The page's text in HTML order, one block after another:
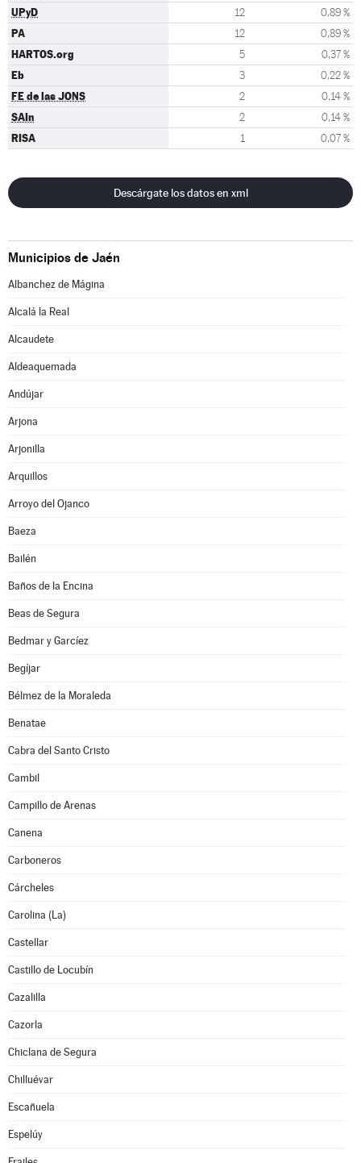
UPyD 12 0,89 %
PA 12 0,89 %
HARTOS.org 5 0,37 %
Eb 3 0,22 %
FE de las JONS 2 0,14 %
SAIn 2 0,14 %
RISA 1 0,07 %
Descárgate los datos en xml
Municipios de Jaén
Albanchez de Mágina
Alcalá la Real
Alcaudete
Aldeaquemada
Andújar
Arjona
Arjonilla
Arquillos
Arroyo del Ojanco
Baeza
Bailén
Baños de la Encina
Beas de Segura
Bedmar y Garcíez
Begíjar
Bélmez de la Moraleda
Benatae
Cabra del Santo Cristo
Cambil
Campillo de Arenas
Canena
Carboneros
Cárcheles
Carolina (La)
Castellar
Castillo de Locubín
Cazalilla
Cazorla
Chiclana de Segura
Chilluévar
Escañuela
Espelúy